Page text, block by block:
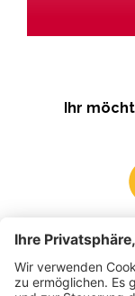
Ihr